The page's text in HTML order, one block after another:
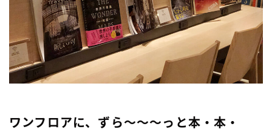
ワンフロアに、ずら～～～っと本・本・